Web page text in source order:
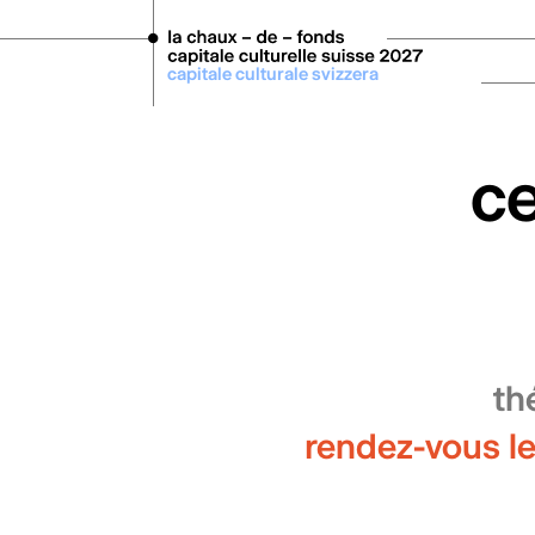
Aller au contenu principal
capitale culturale svizzera
rendez-vous